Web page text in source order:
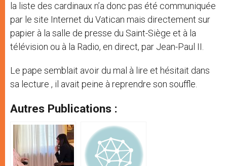
la liste des cardinaux n’a donc pas été communiquée
par le site Internet du Vatican mais directement sur
papier à la salle de presse du Saint-Siège et à la
télévision ou à la Radio, en direct, par Jean-Paul II.
Le pape semblait avoir du mal à lire et hésitait dans
sa lecture , il avait peine à reprendre son souffle.
Autres Publications :